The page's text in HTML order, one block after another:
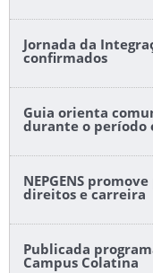
Jornada da
confirmados
Guia orienta
durante o período
NEPGENS
direitos e carreira
Publicada
Campus Colatina